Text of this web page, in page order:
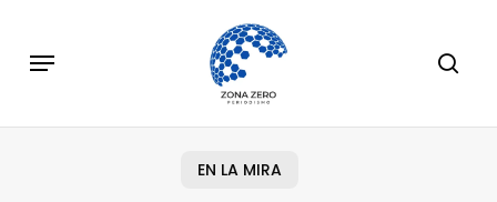
main
Menu
EN LA MIRA